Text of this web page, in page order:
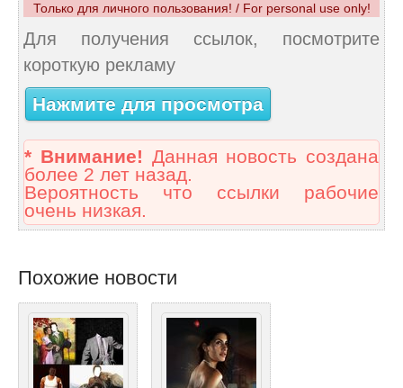
Только для личного пользования! / For personal use only!
Для получения ссылок, посмотрите
короткую рекламу
Нажмите для просмотра
* Внимание! Данная новость создана
более 2 лет назад.
Вероятность что ссылки рабочие
очень низкая.
Похожие новости